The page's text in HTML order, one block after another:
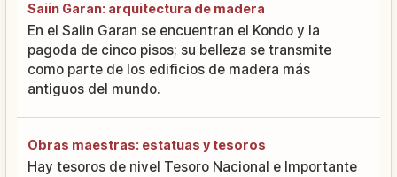
Saiin Garan: arquitectura de madera
En el Saiin Garan se encuentran el Kondo y la
pagoda de cinco pisos; su belleza se transmite
como parte de los edificios de madera más
antiguos del mundo.
Obras maestras: estatuas y tesoros
Hay tesoros de nivel Tesoro Nacional e Importante